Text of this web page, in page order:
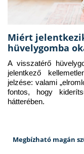
Miért
hüvelygomba
A visszatérő
jelentkező
jelzése: valami
fontos, hogy
hátterében.
Megbízható magán